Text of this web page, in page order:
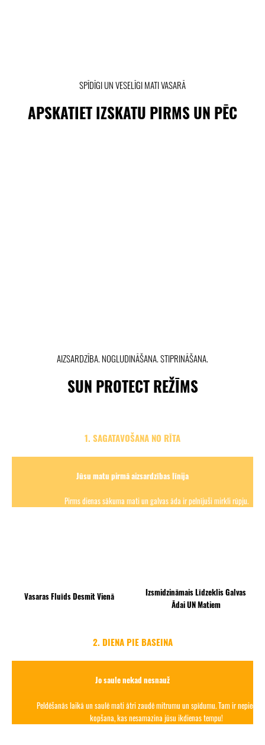
SPĪDĪGI UN VESELĪGI MATI VASARĀ
APSKATIET IZSKATU PIRMS UN PĒC
AIZSARDZĪBA. NOGLUDINĀŠANA. STIPRINĀŠANA.
SUN PROTECT REŽĪMS
1. SAGATAVOŠANA NO RĪTA
Jūsu matu pirmā aizsardzības līnija
Pirms dienas sākuma mati un galvas āda ir pelnījuši mirkli rūpju.
Vasaras Fluīds Desmit Vienā
Izsmidzināmais Līdzeklis Galvas
Ādai UN Matiem
2. DIENA PIE BASEINA
Jo saule nekad nesnauž
Peldēšanās laikā un saulē mati ātri zaudē mitrumu un spīdumu. Tam ir
kopšana, kas nesamazina jūsu ikdienas tempu!